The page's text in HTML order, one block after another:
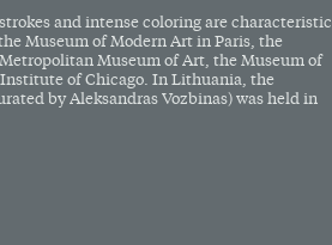
and intense coloring are characteristic
Museum of Modern Art in Paris, the
Museum of Art, the Museum of
of Chicago. In Lithuania, the
by Aleksandras Vozbinas) was held in